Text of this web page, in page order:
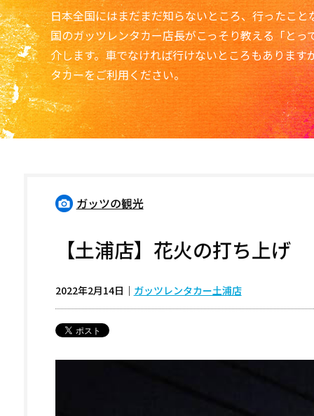
日本全国にはまだまだ知らないところ、行ったこ
国のガッツレンタカー店長がこっそり教える「と
介します。車でなければ行けないところもありま
タカーをご利用ください。
ガッツの観光
【土浦店】花火の打ち上げ
2022年2月14日 ｜ ガッツレンタカー土浦店